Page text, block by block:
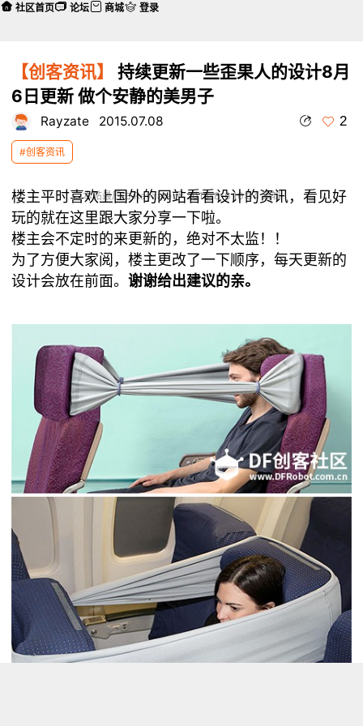
【创客资讯】
持续更新一些歪果人的设计8月
6日更新 做个安静的美男子
Rayzate 2015.07.08 2
#创客资讯
本帖最后由 Rayzate 于 2015-8-6 10:34 编辑
楼主平时喜欢上国外的网站看看设计的资讯，看见好
玩的就在这里跟大家分享一下啦。
楼主会不定时的来更新的，绝对不太监！！
为了方便大家阅，楼主更改了一下顺序，每天更新的
设计会放在前面。谢谢给出建议的亲。
社区首页 论坛 商城 登录